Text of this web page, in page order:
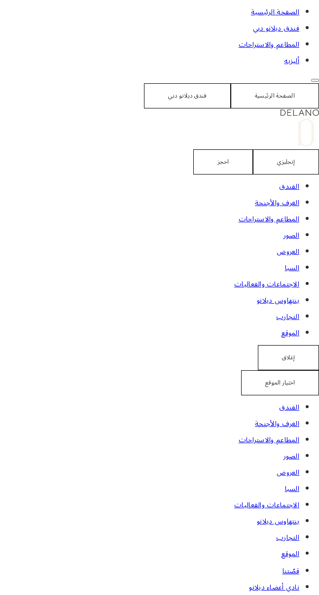
الانتقال
المحتوى
الصفحة الرئيسية
فندق ديلانو دبي
المطاعم والاستراحات
أليزيه
الصفحة الرئيسية فندق ديلانو دبي
إنجليزي احجز
الفندق
الغرف والأجنحة
المطاعم والاستراحات
الصور
العروض
السبا
الاجتماعات والفعاليات
بنتهاوس ديلانو
التجارب
الموقع
إغلاق
اختيار الموقع
الفندق
الغرف والأجنحة
المطاعم والاستراحات
الصور
العروض
السبا
الاجتماعات والفعاليات
بنتهاوس ديلانو
التجارب
الموقع
قصّتنا
نادي أعضاء ديلانو